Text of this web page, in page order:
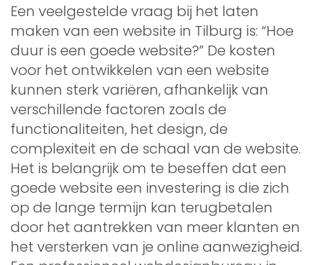
Een veelgestelde vraag bij het laten
maken van een website in Tilburg is: “Hoe
duur is een goede website?” De kosten
voor het ontwikkelen van een website
kunnen sterk variëren, afhankelijk van
verschillende factoren zoals de
functionaliteiten, het design, de
complexiteit en de schaal van de website.
Het is belangrijk om te beseffen dat een
goede website een investering is die zich
op de lange termijn kan terugbetalen
door het aantrekken van meer klanten en
het versterken van je online aanwezigheid.